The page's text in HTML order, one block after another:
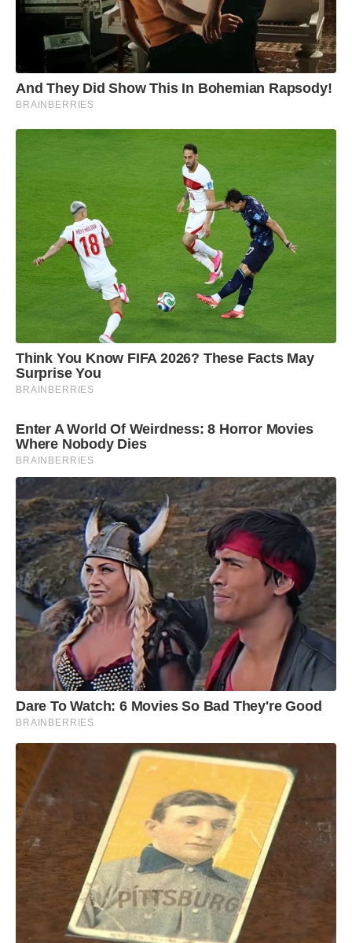
And They Did Show This In Bohemian Rapsody!
BRAINBERRIES
Think You Know FIFA 2026? These Facts May
Surprise You
BRAINBERRIES
Enter A World Of Weirdness: 8 Horror Movies
Where Nobody Dies
BRAINBERRIES
Dare To Watch: 6 Movies So Bad They're Good
BRAINBERRIES